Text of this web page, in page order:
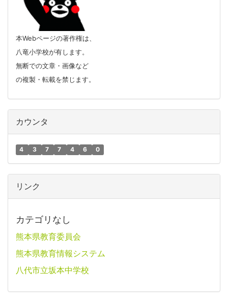
本Webページの著作権は、
八竜小学校が有します。
無断での文章・画像など
の複製・転載を禁じます。
カウンタ
4 3 7 7 4 6 0
リンク
カテゴリなし
熊本県教育委員会
熊本県教育情報システム
八代市立坂本中学校